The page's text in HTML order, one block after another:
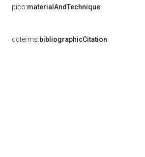
pico:materialAndTechnique
dcterms:bibliographicCitation